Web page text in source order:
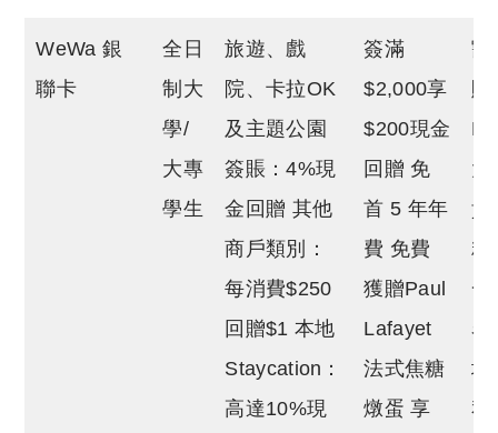
WeWa 銀
聯卡
全日
制大
學/
大專
學生
旅遊、戲
院、卡拉OK
及主題公園
簽賬：4%現
金回贈 其他
商戶類別：
每消費$250
回贈$1 本地
Staycation：
高達10%現
簽滿
$2,000享
$200現金
回贈 免
首 5 年年
費 免費
獲贈Paul
Lafayet
法式焦糖
燉蛋 享
豁
賬
大
貴
精
一
名
場
私